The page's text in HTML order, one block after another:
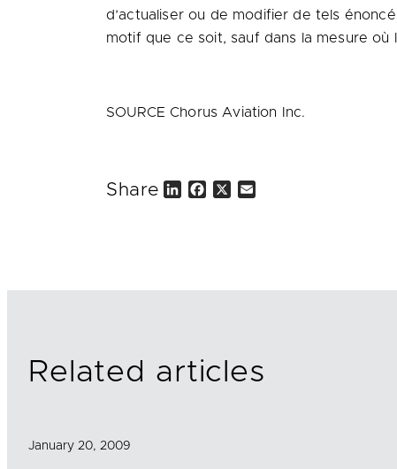
d’actualiser ou de modifier de tels
motif que ce soit, sauf dans la mesure où
SOURCE Chorus Aviation Inc.
Share
Related articles
January 20, 2009